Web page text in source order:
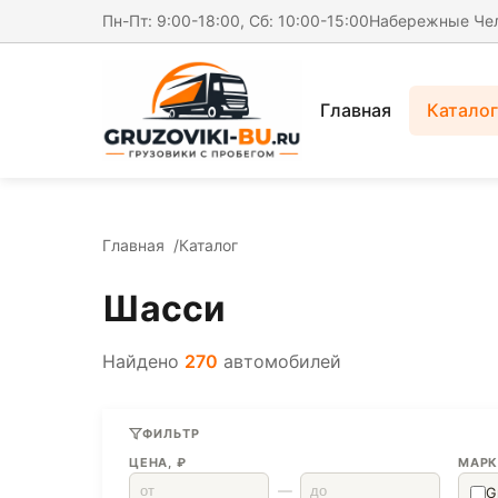
Пн-Пт: 9:00-18:00, Сб: 10:00-15:00Набережные
Главная Каталог
Главная Каталог
Шасси
Найдено 270 автомобилей
ФИЛЬТР
ЦЕНА, ₽
—